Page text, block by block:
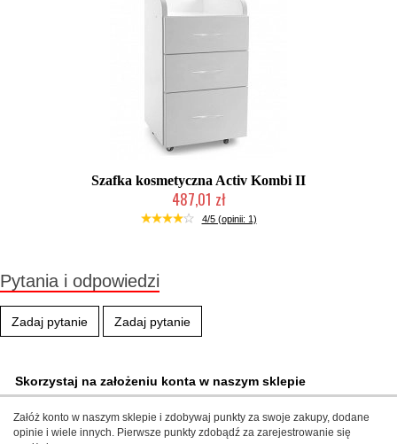
Szafka kosmetyczna Activ Kombi II
487,01 zł
Chwilowo niedostępny
4/5 (opinii: 1)
Pytania i odpowiedzi
Zadaj pytanie Zadaj pytanie
Skorzystaj na założeniu konta w naszym sklepie
Załóż konto w naszym sklepie i zdobywaj punkty za swoje zakupy, dodane
opinie i wiele innych. Pierwsze punkty zdobądź za zarejestrowanie się